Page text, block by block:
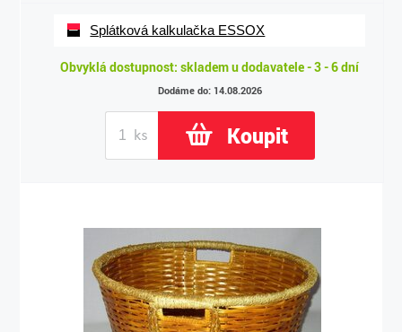
Splátková kalkulačka ESSOX
Obvyklá dostupnost: skladem u dodavatele - 3 - 6 dní
Dodáme do: 14.08.2026
Koupit